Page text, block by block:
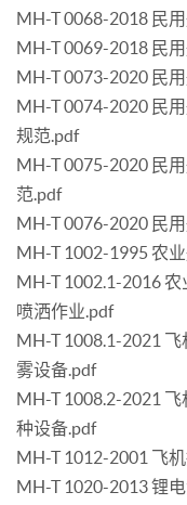
MH-T 0068-2018 民
MH-T 0069-2018 民
MH-T 0073-2020 民
MH-T 0074-2020 民
规范.pdf
MH-T 0075-2020 民
范.pdf
MH-T 0076-2020 民
MH-T 1002-1995 农
MH-T 1002.1-2016 农
喷洒作业.pdf
MH-T 1008.1-2021
雾设备.pdf
MH-T 1008.2-2021
种设备.pdf
MH-T 1012-2001 飞
MH-T 1020-2013 锂